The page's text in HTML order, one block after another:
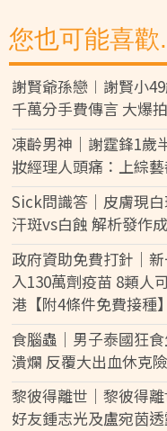
您也可能喜歡
謝賢爺孫戀︱謝賢小
千萬分手費傳言 大爆
凍齡男神｜謝霆鋒1歲
妝經理人頭痛：上綜
Sick問識答｜皮膚現
汗斑vs白蝕 解析發作
政府資助免費打針｜
入130萬劑疫苗 8類人
港【附4條件免費接種】
食腦蟲｜男子泰國狂
潰爛 反覆大出血休克
黎彼得離世｜黎彼得
好友鍾志光及盧宛茵